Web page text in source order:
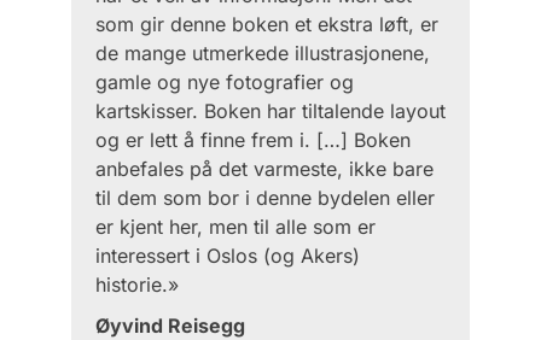
som gir denne boken et ekstra løft, er
de mange utmerkede illustrasjonene,
gamle og nye fotografier og
kartskisser. Boken har tiltalende layout
og er lett å finne frem i. […] Boken
anbefales på det varmeste, ikke bare
til dem som bor i denne bydelen eller
er kjent her, men til alle som er
interessert i Oslos (og Akers)
historie.»
Øyvind Reisegg